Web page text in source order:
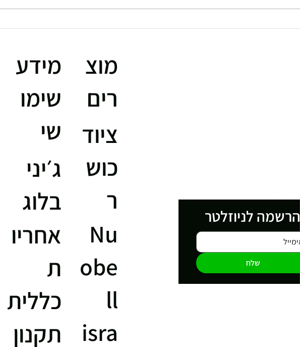
מידע
שימו
שי
ג׳יני
בלוג
אחריו
ת
כללית
תקנון
מוצ
רים
ציוד
כוש
ר
Nu
obe
ll
isra
הרשמה לניוזלטר
שלח